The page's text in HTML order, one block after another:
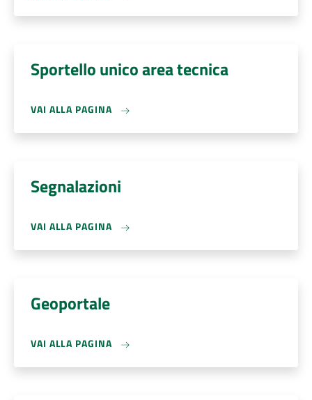
Sportello unico area tecnica
VAI ALLA PAGINA
Segnalazioni
VAI ALLA PAGINA
Geoportale
VAI ALLA PAGINA